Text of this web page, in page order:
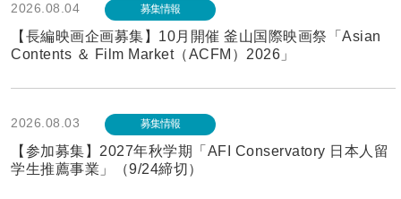
2026.08.04 募集情報
【長編映画企画募集】10月開催 釜山国際映画祭「Asian
Contents ＆ Film Market（ACFM）2026」
2026.08.03 募集情報
【参加募集】2027年秋学期「AFI Conservatory 日本人留
学生推薦事業」（9/24締切）